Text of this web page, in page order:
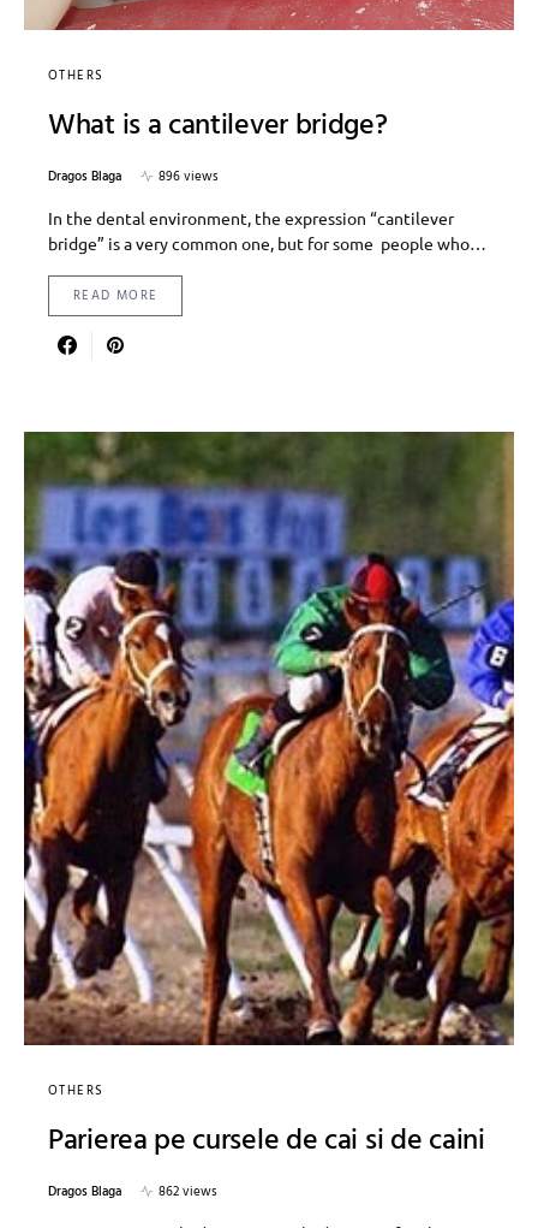
OTHERS
What is a cantilever bridge?
Dragos Blaga
896 views
In the dental environment, the expression “cantilever
bridge” is a very common one, but for some people who…
READ MORE
OTHERS
Parierea pe cursele de cai si de caini
Dragos Blaga
862 views